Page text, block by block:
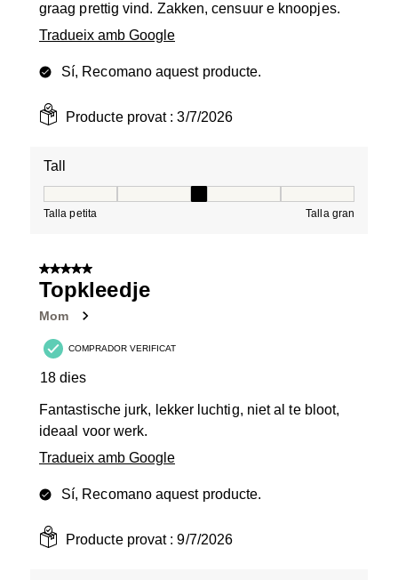
graag prettig vind. Zakken, censuur e knoopjes.
Tradueix amb Google
Sí, Recomano aquest producte.
Producte provat :3/7/2026
Tall
Talla petita Talla gran
5 de 5 estrelles.
Topkleedje
Mom
COMPRADOR VERIFICAT
18 dies
Fantastische jurk, lekker luchtig, niet al te bloot,
ideaal voor werk.
Tradueix amb Google
Sí, Recomano aquest producte.
Producte provat :9/7/2026